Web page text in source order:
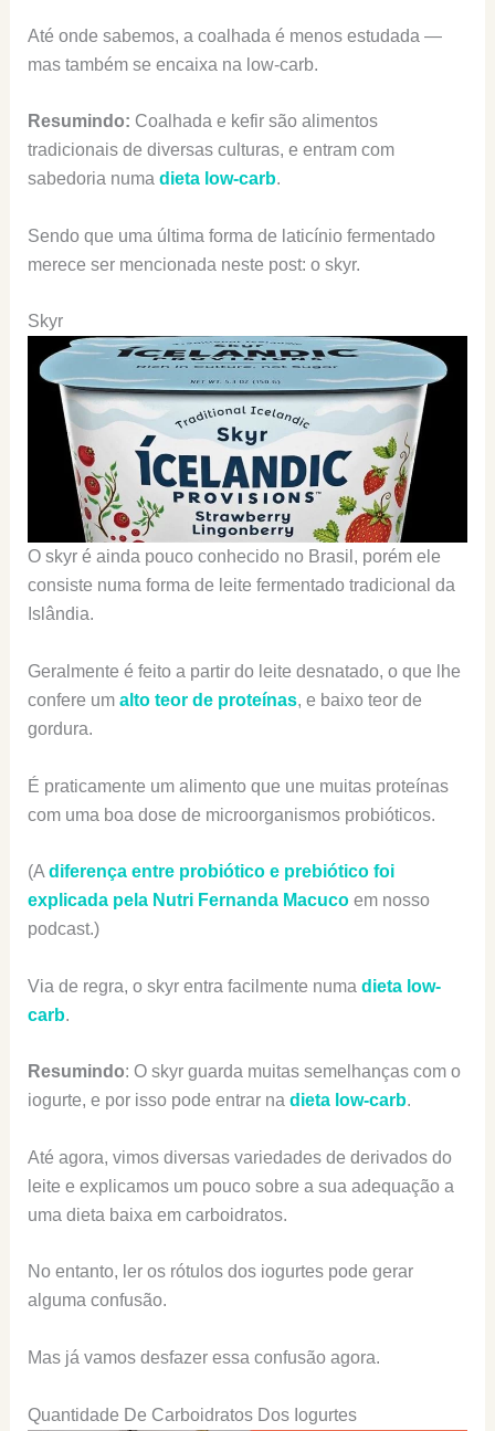
Até onde sabemos, a coalhada é menos estudada —
mas também se encaixa na low-carb.
Resumindo: Coalhada e kefir são alimentos
tradicionais de diversas culturas, e entram com
sabedoria numa dieta low-carb.
Sendo que uma última forma de laticínio fermentado
merece ser mencionada neste post: o skyr.
Skyr
O skyr é ainda pouco conhecido no Brasil, porém ele
consiste numa forma de leite fermentado tradicional da
Islândia.
Geralmente é feito a partir do leite desnatado, o que lhe
confere um alto teor de proteínas, e baixo teor de
gordura.
É praticamente um alimento que une muitas proteínas
com uma boa dose de microorganismos probióticos.
(A diferença entre probiótico e prebiótico foi
explicada pela Nutri Fernanda Macucoem nosso
podcast.)
Via de regra, o skyr entra facilmente numa dieta low-
carb.
Resumindo: O skyr guarda muitas semelhanças com o
iogurte, e por isso pode entrar na dieta low-carb.
Até agora, vimos diversas variedades de derivados do
leite e explicamos um pouco sobre a sua adequação a
uma dieta baixa em carboidratos.
No entanto, ler os rótulos dos iogurtes pode gerar
alguma confusão.
Mas já vamos desfazer essa confusão agora.
Quantidade De Carboidratos Dos Iogurtes